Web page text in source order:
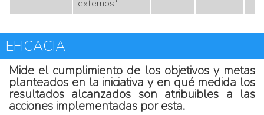
externos".
EFICACIA
Mide el cumplimiento de los objetivos y metas
planteados en la iniciativa y en qué medida los
resultados alcanzados son atribuibles a las
acciones implementadas por esta.